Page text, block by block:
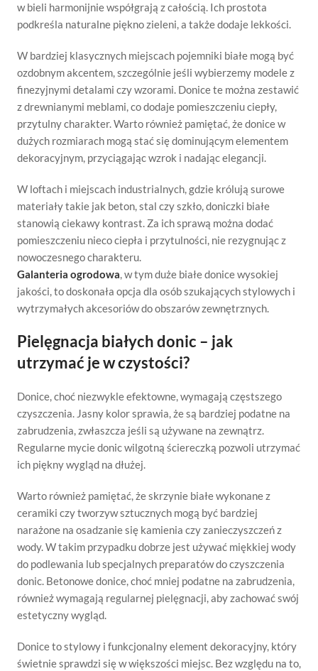
w bieli harmonijnie współgrają z całością. Ich prostota
podkreśla naturalne piękno zieleni, a także dodaje lekkości.
W bardziej klasycznych miejscach pojemniki białe mogą być
ozdobnym akcentem, szczególnie jeśli wybierzemy modele z
finezyjnymi detalami czy wzorami. Donice te można zestawić
z drewnianymi meblami, co dodaje pomieszczeniu ciepły,
przytulny charakter. Warto również pamiętać, że donice w
dużych rozmiarach mogą stać się dominującym elementem
dekoracyjnym, przyciągając wzrok i nadając elegancji.
W loftach i miejscach industrialnych, gdzie królują surowe
materiały takie jak beton, stal czy szkło, doniczki białe
stanowią ciekawy kontrast. Za ich sprawą można dodać
pomieszczeniu nieco ciepła i przytulności, nie rezygnując z
nowoczesnego charakteru.
Galanteria ogrodowa, w tym duże białe donice wysokiej
jakości, to doskonała opcja dla osób szukających stylowych i
wytrzymałych akcesoriów do obszarów zewnętrznych.
Pielęgnacja białych donic – jak
utrzymać je w czystości?
Donice, choć niezwykle efektowne, wymagają częstszego
czyszczenia. Jasny kolor sprawia, że są bardziej podatne na
zabrudzenia, zwłaszcza jeśli są używane na zewnątrz.
Regularne mycie donic wilgotną ściereczką pozwoli utrzymać
ich piękny wygląd na dłużej.
Warto również pamiętać, że skrzynie białe wykonane z
ceramiki czy tworzyw sztucznych mogą być bardziej
narażone na osadzanie się kamienia czy zanieczyszczeń z
wody. W takim przypadku dobrze jest używać miękkiej wody
do podlewania lub specjalnych preparatów do czyszczenia
donic. Betonowe donice, choć mniej podatne na zabrudzenia,
również wymagają regularnej pielęgnacji, aby zachować swój
estetyczny wygląd.
Donice to stylowy i funkcjonalny element dekoracyjny, który
świetnie sprawdzi się w większości miejsc. Bez względu na to,